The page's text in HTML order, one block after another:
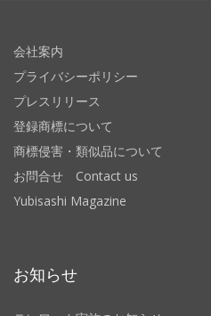
会社案内
プライバシーポリシー
プレスリリース
登録商標について
商標侵害・類似品について
お問合せ Contact us
Yubisashi Magazine
お知らせ